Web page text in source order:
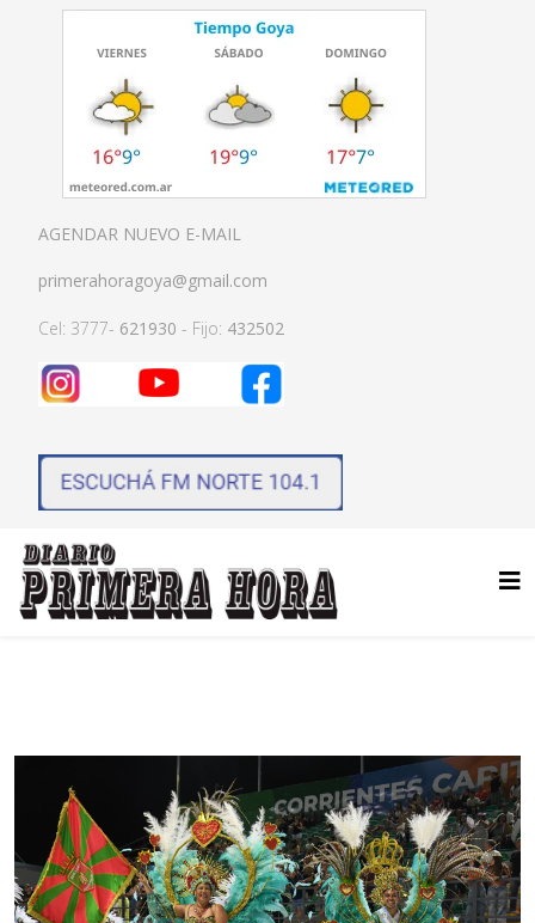
AGENDAR NUEVO E-MAIL
primerahoragoya@gmail.com
Cel: 3777- 621930 - Fijo: 432502